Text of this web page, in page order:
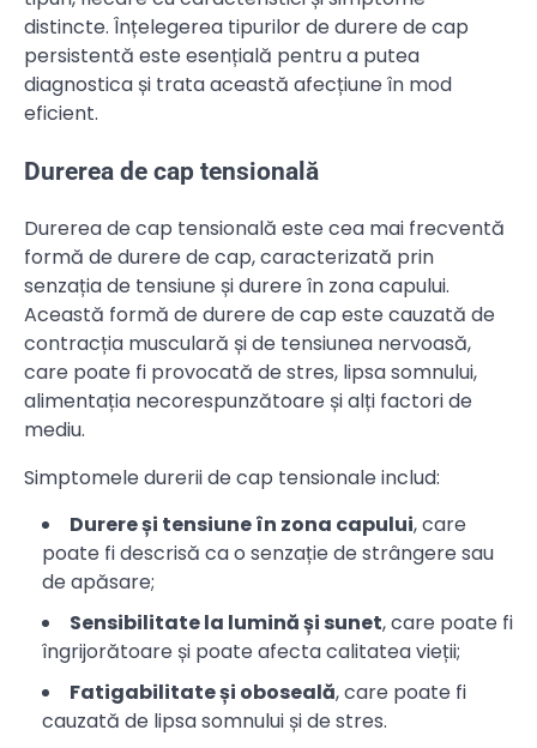
distincte. Înțelegerea tipurilor de durere de cap
persistentă este esențială pentru a putea
diagnostica și trata această afecțiune în mod
eficient.
Durerea de cap tensională
Durerea de cap tensională este cea mai frecventă
formă de durere de cap, caracterizată prin
senzația de tensiune și durere în zona capului.
Această formă de durere de cap este cauzată de
contracția musculară și de tensiunea nervoasă,
care poate fi provocată de stres, lipsa somnului,
alimentația necorespunzătoare și alți factori de
mediu.
Simptomele durerii de cap tensionale includ:
Durere și tensiune în zona capului, care
poate fi descrisă ca o senzație de strângere sau
de apăsare;
Sensibilitate la lumină și sunet, care poate fi
îngrijorătoare și poate afecta calitatea vieții;
Fatigabilitate și oboseală, care poate fi
cauzată de lipsa somnului și de stres.